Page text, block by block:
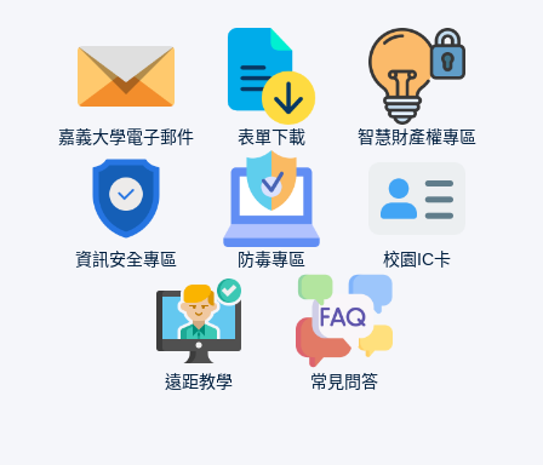
嘉義大學電子郵件 表單下載 智慧財產權專區
資訊安全專區 防毒專區 校園IC卡
遠距教學 常見問答